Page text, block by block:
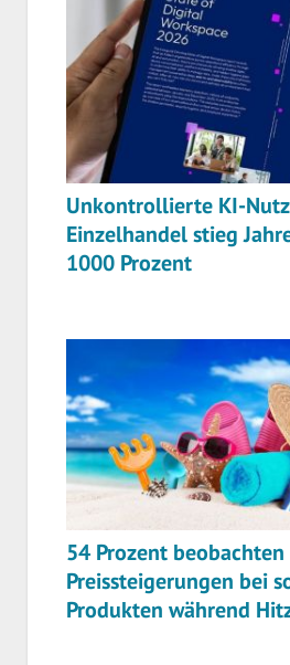
Unkontrollierte KI-
Einzelhandel stieg
1000 Prozent
54 Prozent beobachten
Preissteigerungen bei
Produkten während